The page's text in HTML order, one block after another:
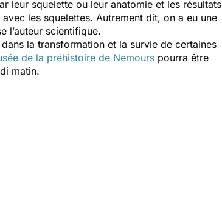
leur squelette ou leur anatomie et les résultats
les squelettes. Autrement dit, on a eu une
l’auteur scientifique.
la transformation et la survie de certaines
de la préhistoire de Nemours pourra être
matin.